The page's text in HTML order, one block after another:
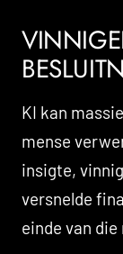
KI kan
mense
insigte,
versnelde
einde van die